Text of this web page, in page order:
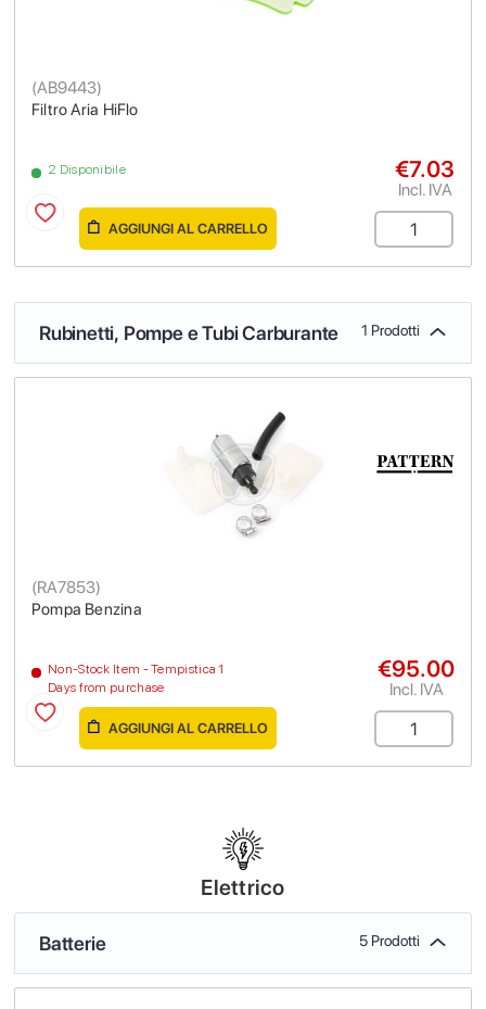
Filtro Aria HiFlo
(AB9443)
2 Disponibile €7.03
Incl. IVA
AGGIUNGI AL CARRELLO
Rubinetti, Pompe e Tubi Carburante 1 Prodotti
Pompa Benzina
(RA7853)
Non-Stock Item - Tempistica 1
Days from purchase
€95.00
Incl. IVA
AGGIUNGI AL CARRELLO
Elettrico
Batterie 5 Prodotti